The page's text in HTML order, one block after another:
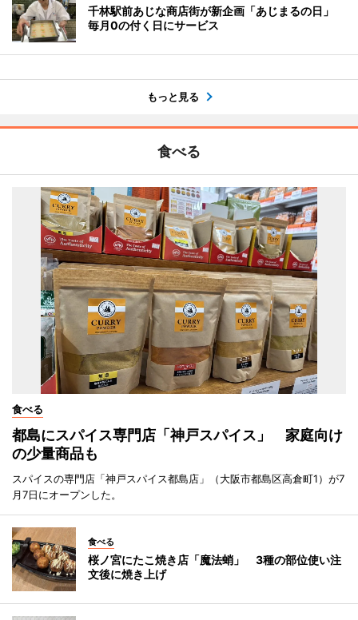
千林駅前あじな商店街が新企画「あじまるの日」
毎月0の付く日にサービス
もっと見る
食べる
食べる
都島にスパイス専門店「神戸スパイス」 家庭向け
の少量商品も
スパイスの専門店「神戸スパイス都島店」（大阪市都島区高倉町1）が7
月7日にオープンした。
食べる
桜ノ宮にたこ焼き店「魔法蛸」 3種の部位使い注
文後に焼き上げ